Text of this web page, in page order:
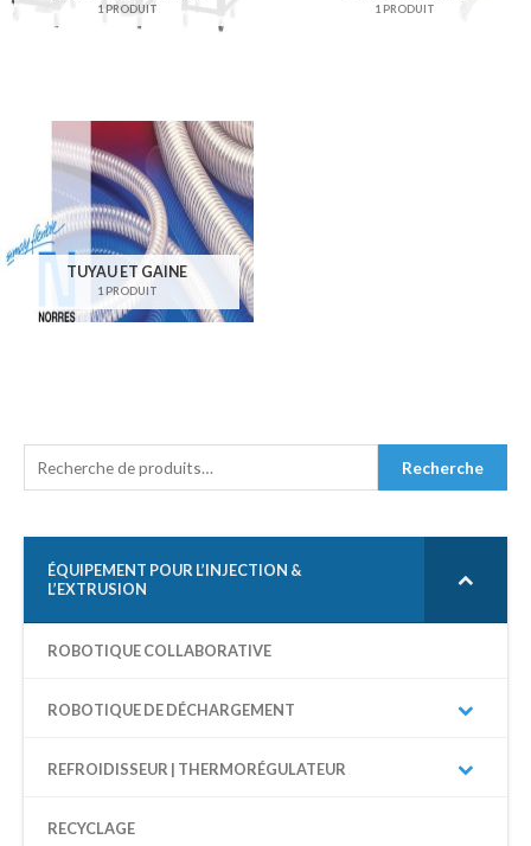
Recherche
ÉQUIPEMENT POUR L’INJECTION &
L’EXTRUSION
ROBOTIQUE COLLABORATIVE
ROBOTIQUE DE DÉCHARGEMENT
REFROIDISSEUR | THERMORÉGULATEUR
RECYCLAGE
1 PRODUIT 1 PRODUIT
TUYAU ET GAINE
1 PRODUIT